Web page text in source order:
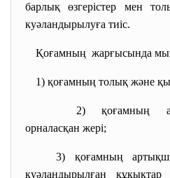
барлық өзгерiстер мен
куәландырылуға тиiс.
Қоғамның жарғысында
1) қоғамның толық және
2) қоғамның
орналасқан жері;
3) қоғамның
куәландырылған